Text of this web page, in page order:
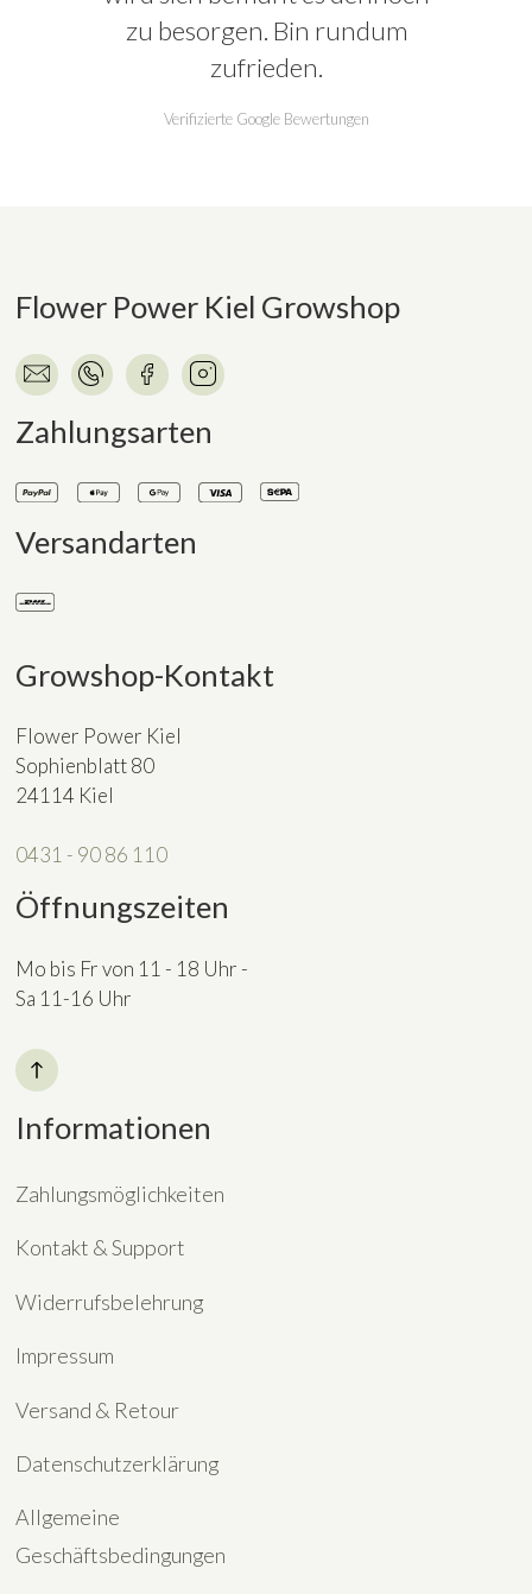
zu besorgen. Bin rundum
zufrieden.
Verifizierte Google Bewertungen
Flower Power Kiel Growshop
Zahlungsarten
Versandarten
Growshop-Kontakt
Flower Power Kiel
Sophienblatt 80
24114 Kiel
0431 - 90 86 110
Öffnungszeiten
Mo bis Fr von 11 - 18 Uhr -
Sa 11-16 Uhr
Informationen
Zahlungsmöglichkeiten
Kontakt & Support
Widerrufsbelehrung
Impressum
Versand & Retour
Datenschutzerklärung
Allgemeine
Geschäftsbedingungen